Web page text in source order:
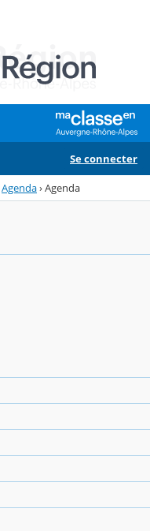
Se connecter
Agenda›Agenda